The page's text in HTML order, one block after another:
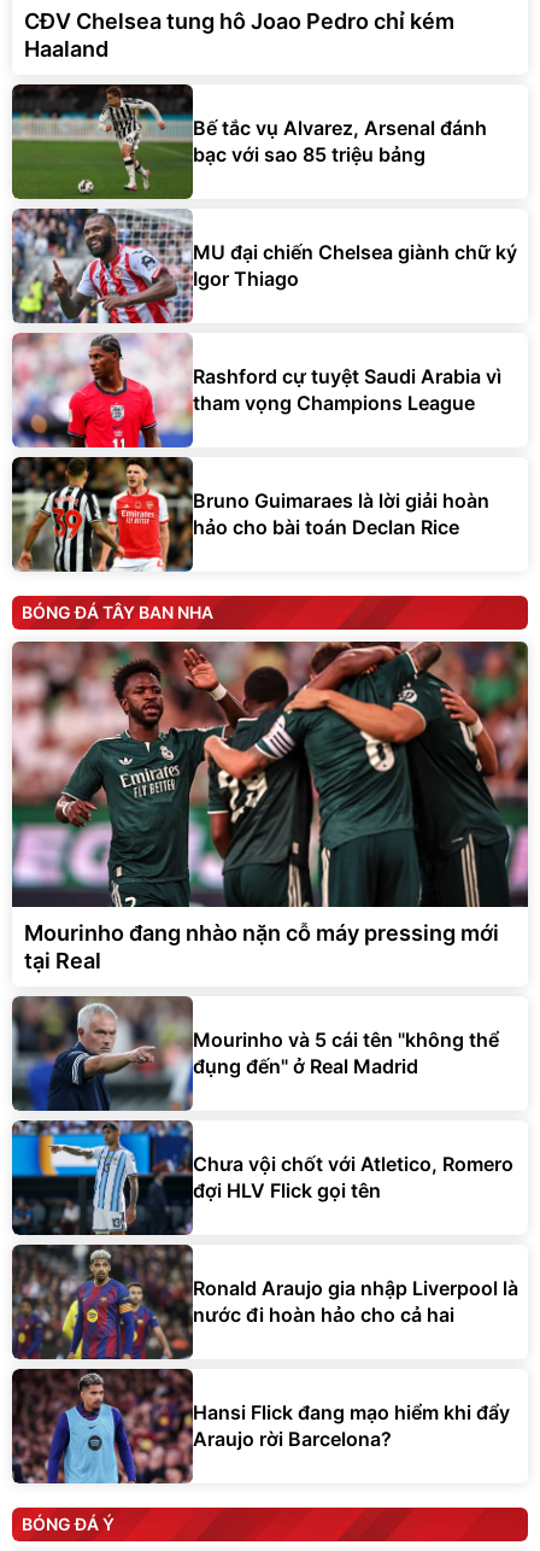
CĐV Chelsea tung hô Joao Pedro chỉ kém
Haaland
Bế tắc vụ Alvarez, Arsenal đánh
bạc với sao 85 triệu bảng
MU đại chiến Chelsea giành chữ ký
Igor Thiago
Rashford cự tuyệt Saudi Arabia vì
tham vọng Champions League
Bruno Guimaraes là lời giải hoàn
hảo cho bài toán Declan Rice
BÓNG ĐÁ TÂY BAN NHA
Mourinho đang nhào nặn cỗ máy pressing mới
tại Real
Mourinho và 5 cái tên "không thể
đụng đến" ở Real Madrid
Chưa vội chốt với Atletico, Romero
đợi HLV Flick gọi tên
Ronald Araujo gia nhập Liverpool là
nước đi hoàn hảo cho cả hai
Hansi Flick đang mạo hiểm khi đẩy
Araujo rời Barcelona?
BÓNG ĐÁ Ý